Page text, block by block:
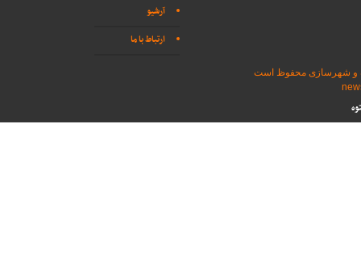
آرشیو
ارتباط با ما
و شهرسازی محفوظ است